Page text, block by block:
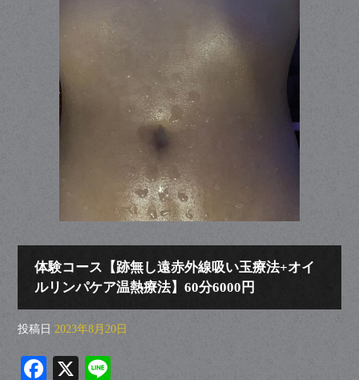
体験コース【跡無し遠赤外線吸い玉療法+オイ
ルリンパケア温熱療法】60分6000円
投稿日 2023年8月20日
Fa X